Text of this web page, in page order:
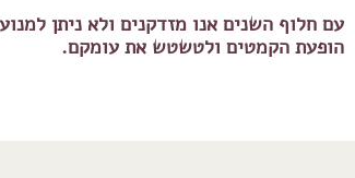
עם חלוף השנים אנו מזדקנים ולא ניתן
הופעת הקמטים ולטשטש את עומקם.